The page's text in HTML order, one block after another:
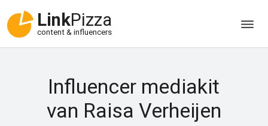
LinkPizza
content & influencers
Influencer mediakit
van Raisa Verheijen